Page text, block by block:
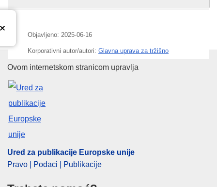
Objavljeno: 2025-06-16
Korporativni autor/autori: Glavna uprava za tržišno
natjecanje
(Europska komisija Europska komisija
Predmet:
spajanja poduzeća
pružanje usluga
ELI :C/2025/3338/oj
OJ : C_202503338
IMMC : PUB(2025)614/4152408
Ured za publikacije Europske
Ovom internetskom stranicom upravlja
Ured za publikacije Europske unije
Pravo | Podaci | Publikacije